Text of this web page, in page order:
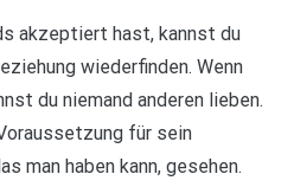
akzeptiert hast, kannst du
wiederfinden. Wenn
du niemand anderen lieben.
für sein
man haben kann, gesehen.